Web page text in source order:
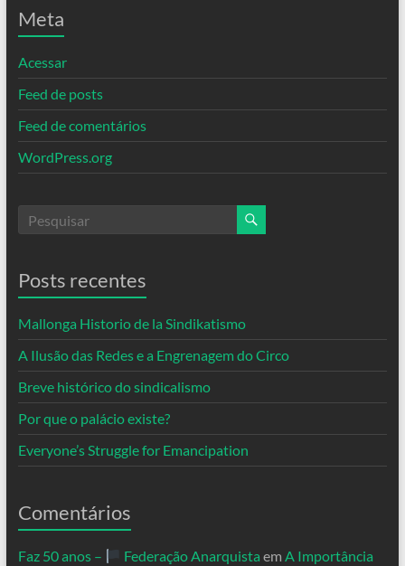
Meta
Acessar
Feed de posts
Feed de comentários
WordPress.org
Posts recentes
Mallonga Historio de la Sindikatismo
A Ilusão das Redes e a Engrenagem do Circo
Breve histórico do sindicalismo
Por que o palácio existe?
Everyone’s Struggle for Emancipation
Comentários
Faz 50 anos – Federação Anarquista em A Importância